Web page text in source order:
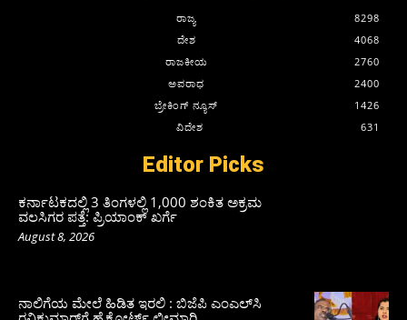
ರಾಜ್ಯ
8298
ದೇಶ
4068
ರಾಜಕೀಯ
2760
ಅಪರಾಧ
2400
ಬ್ರೇಕಿಂಗ್ ನ್ಯೂಸ್
1426
ವಿದೇಶ
631
Editor Picks
ಕರ್ನಾಟಕದಲ್ಲಿ 3 ತಿಂಗಳಲ್ಲಿ 1,000 ಶಂಕಿತ ಅಕ್ರಮ
ವಲಸಿಗರ ಪತ್ತೆ: ಪ್ರಿಯಾಂಕ್‌ ಖರ್ಗೆ
August 8, 2026
ನಾಲಿಗೆಯ ಮೇಲೆ ಹಿಡಿತ ಇರಲಿ : ಬಿಜೆಪಿ ಎಂಎಲ್‌ಸಿ